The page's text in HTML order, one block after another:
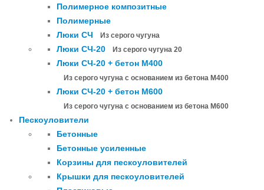
Полимерное композитные
Полимерные
Люки СЧ
Из серого чугуна
Люки СЧ-20 Из серого чугуна 20
Люки СЧ-20 + бетон М400
Из серого чугуна с основанием из бетона М400
Люки СЧ-20 + бетон М600
Из серого чугуна с основанием из бетона М600
Пескоуловители
Бетонные
Бетонные усиленные
Корзины для пескоуловителей
Крышки для пескоуловителей